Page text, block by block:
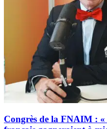
Congrès de la FNAIM :